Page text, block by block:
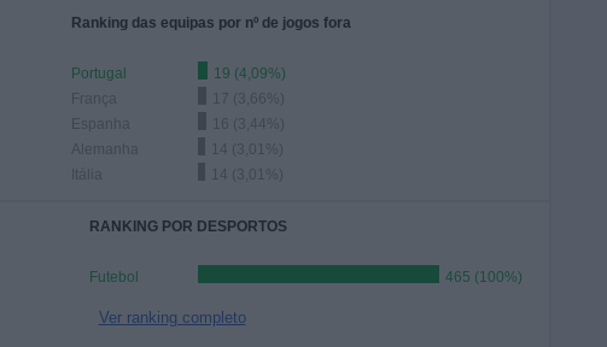
Ranking das equipas por nº de jogos fora
Portugal
19 (4,09%)
França
17 (3,66%)
Espanha
16 (3,44%)
Alemanha
14 (3,01%)
Itália
14 (3,01%)
RANKING POR DESPORTOS
Futebol 465 (100%)
Ver ranking completo